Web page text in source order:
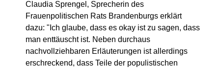
Claudia Sprengel, Sprecherin des
Frauenpolitischen Rats Brandenburgs erklärt
dazu: "Ich glaube, dass es okay ist zu sagen, dass
man enttäuscht ist. Neben durchaus
nachvollziehbaren Erläuterungen ist allerdings
erschreckend, dass Teile der populistischen